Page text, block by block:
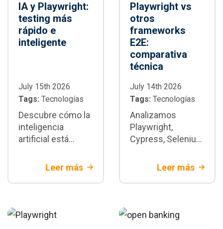
IA y Playwright:
testing más
rápido e
inteligente
July 15th 2026
Tags: Tecnologías
Descubre cómo la
inteligencia
artificial está
automatización de
Playwright:
tests,
mantenimiento y
Leer más
Playwright vs
otros
frameworks
E2E:
comparativa
técnica
July 14th 2026
Tags: Tecnologías
Analizamos
Playwright,
Cypress, Selenium
criterios técnicos
Descubre cuándo
mejor decisión
para tu proyecto.
Leer más